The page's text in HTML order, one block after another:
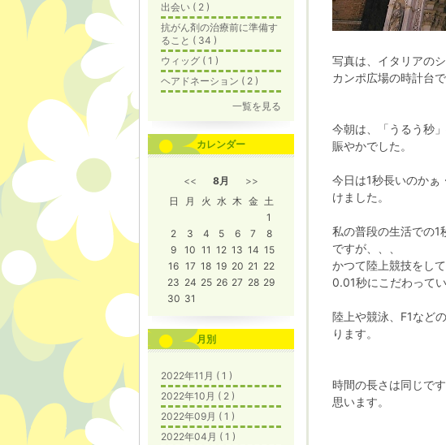
写真は、イタリアの
カンポ広場の時計台で
今朝は、「うるう秒
賑やかでした。
今日は1秒長いのか
けました。
私の普段の生活での1
ですが、、、
かつて陸上競技をし
0.01秒にこだわってい
陸上や競泳、F1など
ります。
時間の長さは同じで
思います。
出会い ( 2 )
抗がん剤の治療前に準備す
ること ( 34 )
ウィッグ ( 1 )
ヘアドネーション ( 2 )
一覧を見る
カレンダー
<< 8月
>>
日
月 火 水 木 金 土
1
2
3 4 5 6 7
8
9
10 11 12 13 14 15
16 17 18 19 20 21 22
23 24 25 26 27 28 29
30 31
月別
2022年11月 ( 1 )
2022年10月 ( 2 )
2022年09月 ( 1 )
2022年04月 ( 1 )